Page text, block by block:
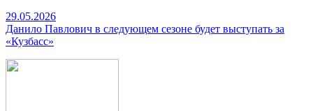
29.05.2026
Данило Павлович в следующем сезоне будет выступать за
«Кузбасс»